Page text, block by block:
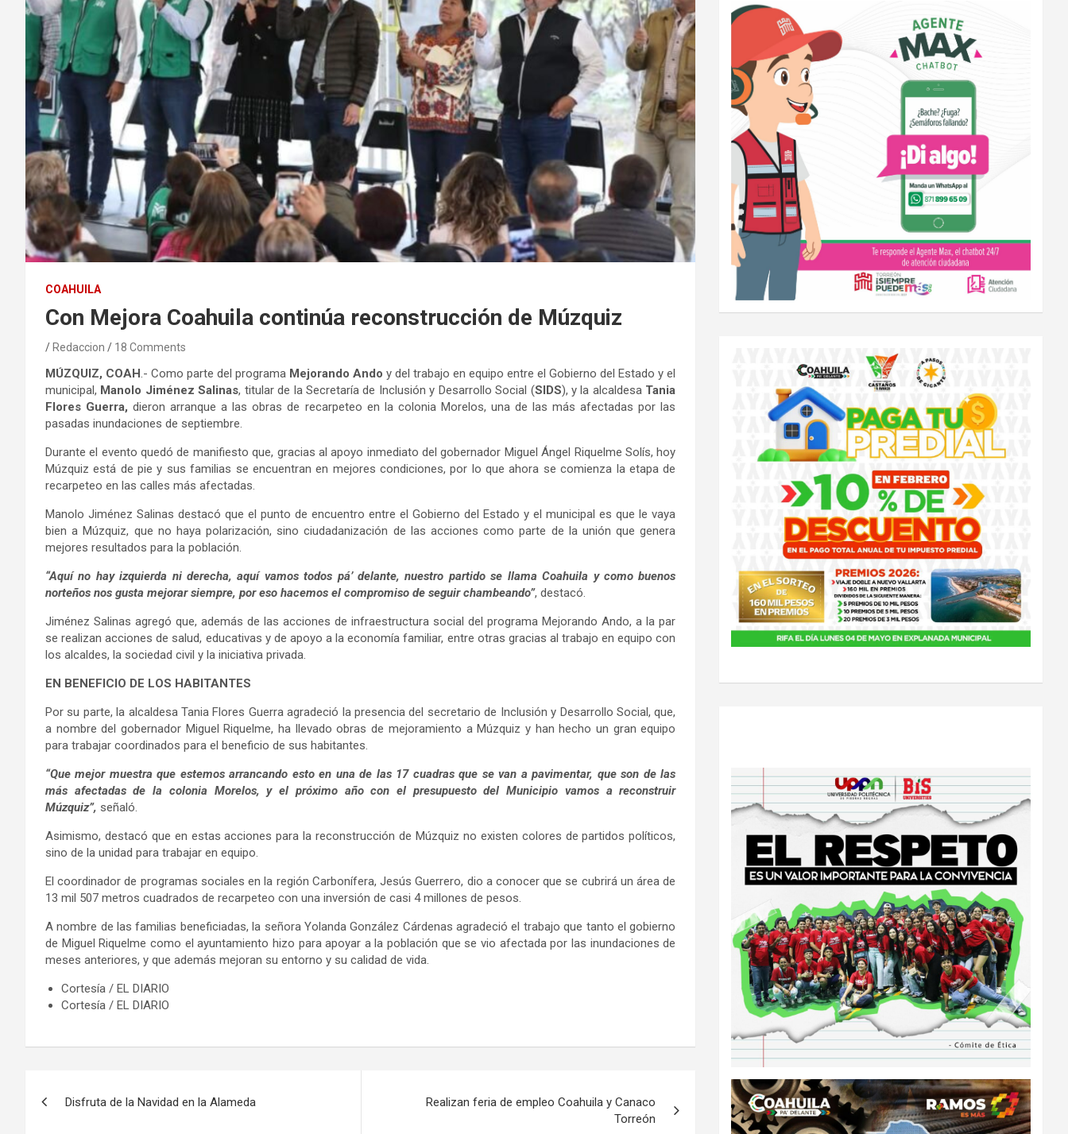
COAHUILA
Con Mejora Coahuila continúa reconstrucción de Múzquiz
Redaccion 18 Comments
MÚZQUIZ, COAH.- Como parte del programa Mejorando Ando y del trabajo en equipo entre el Gobierno del Estado y el
municipal, Manolo Jiménez Salinas, titular de la Secretaría de Inclusión y Desarrollo Social (SIDS), y la alcaldesaTania
Flores Guerra, dieron arranque a las obras de recarpeteo en la colonia Morelos, una de las más afectadas por las
pasadas inundaciones de septiembre.
Durante el evento quedó de manifiesto que, gracias al apoyo inmediato del gobernador Miguel Ángel Riquelme Solís, hoy
Múzquiz está de pie y sus familias se encuentran en mejores condiciones, por lo que ahora se comienza la etapa de
recarpeteo en las calles más afectadas.
Manolo Jiménez Salinas destacó que el punto de encuentro entre el Gobierno del Estado y el municipal es que le vaya
bien a Múzquiz, que no haya polarización, sino ciudadanización de las acciones como parte de la unión que genera
mejores resultados para la población.
“Aquí no hay izquierda ni derecha, aquí vamos todos pá’ delante, nuestro partido se llama Coahuila y como buenos
norteños nos gusta mejorar siempre, por eso hacemos el compromiso de seguir chambeando”, destacó.
Jiménez Salinas agregó que, además de las acciones de infraestructura social del programa Mejorando Ando, a la par
se realizan acciones de salud, educativas y de apoyo a la economía familiar, entre otras gracias al trabajo en equipo con
los alcaldes, la sociedad civil y la iniciativa privada.
EN BENEFICIO DE LOS HABITANTES
Por su parte, la alcaldesa Tania Flores Guerra agradeció la presencia del secretario de Inclusión y Desarrollo Social, que,
a nombre del gobernador Miguel Riquelme, ha llevado obras de mejoramiento a Múzquiz y han hecho un gran equipo
para trabajar coordinados para el beneficio de sus habitantes.
“Que mejor muestra que estemos arrancando esto en una de las 17 cuadras que se van a pavimentar, que son de las
más afectadas de la colonia Morelos, y el próximo año con el presupuesto del Municipio vamos a reconstruir
Múzquiz”, señaló.
Asimismo, destacó que en estas acciones para la reconstrucción de Múzquiz no existen colores de partidos políticos,
sino de la unidad para trabajar en equipo.
El coordinador de programas sociales en la región Carbonífera, Jesús Guerrero, dio a conocer que se cubrirá un área de
13 mil 507 metros cuadrados de recarpeteo con una inversión de casi 4 millones de pesos.
A nombre de las familias beneficiadas, la señora Yolanda González Cárdenas agradeció el trabajo que tanto el gobierno
de Miguel Riquelme como el ayuntamiento hizo para apoyar a la población que se vio afectada por las inundaciones de
meses anteriores, y que además mejoran su entorno y su calidad de vida.
Cortesía / EL DIARIO
Cortesía / EL DIARIO
Disfruta de la Navidad en la Alameda
Realizan feria de empleo Coahuila y Canaco
Torreón